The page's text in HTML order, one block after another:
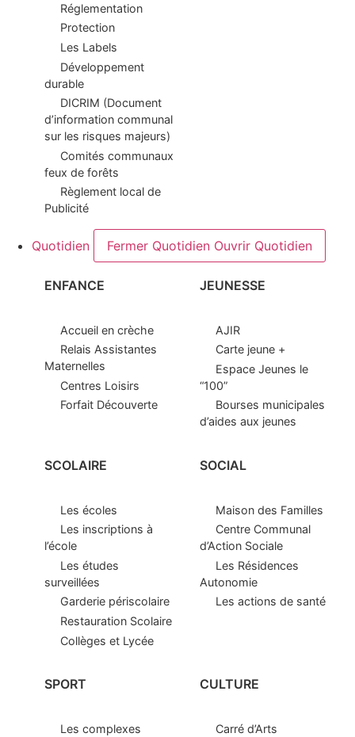
Réglementation
Protection
Les Labels
Développement
durable
DICRIM (Document
d’information communal
sur les risques majeurs)
Comités communaux
feux de forêts
Règlement local de
Publicité
Quotidien Fermer Quotidien Ouvrir Quotidien
ENFANCE
Accueil en crèche
Relais Assistantes
Maternelles
Centres Loisirs
Forfait Découverte
JEUNESSE
AJIR
Carte jeune +
Espace Jeunes le
“100”
Bourses municipales
d’aides aux jeunes
SCOLAIRE
Les écoles
Les inscriptions à
l’école
Les études
surveillées
Garderie périscolaire
Restauration Scolaire
Collèges et Lycée
SOCIAL
Maison des Familles
Centre Communal
d’Action Sociale
Les Résidences
Autonomie
Les actions de santé
SPORT
Les complexes
CULTURE
Carré d’Arts